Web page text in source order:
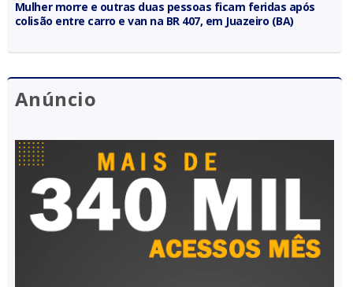
Mulher morre e outras duas pessoas ficam feridas após
colisão entre carro e van na BR 407, em Juazeiro (BA)
Anúncio